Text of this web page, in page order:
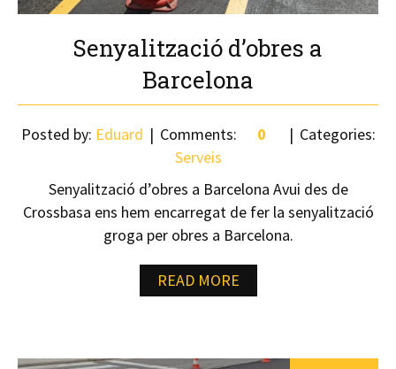
Senyalització d’obres a
Barcelona
Posted by: Eduard Comments: 0
Categories:
Serveis
Senyalització d’obres a Barcelona Avui des de
Crossbasa ens hem encarregat de fer la senyalització
groga per obres a Barcelona.
READ MORE